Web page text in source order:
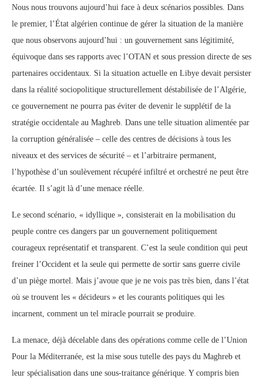
Nous nous trouvons aujourd’hui face à deux scénarios possibles. Dans
le premier, l’État algérien continue de gérer la situation de la manière
que nous observons aujourd’hui : un gouvernement sans légitimité,
équivoque dans ses rapports avec l’OTAN et sous pression directe de ses
partenaires occidentaux. Si la situation actuelle en Libye devait persister
dans la réalité sociopolitique structurellement déstabilisée de l’Algérie,
ce gouvernement ne pourra pas éviter de devenir le supplétif de la
stratégie occidentale au Maghreb. Dans une telle situation alimentée par
la corruption généralisée – celle des centres de décisions à tous les
niveaux et des services de sécurité – et l’arbitraire permanent,
l’hypothèse d’un soulèvement récupéré infiltré et orchestré ne peut être
écartée. Il s’agit là d’une menace réelle.
Le second scénario, « idyllique », consisterait en la mobilisation du
peuple contre ces dangers par un gouvernement politiquement
courageux représentatif et transparent. C’est la seule condition qui peut
freiner l’Occident et la seule qui permette de sortir sans guerre civile
d’un piège mortel. Mais j’avoue que je ne vois pas très bien, dans l’état
où se trouvent les « décideurs » et les courants politiques qui les
incarnent, comment un tel miracle pourrait se produire.
La menace, déjà décelable dans des opérations comme celle de l’Union
Pour la Méditerranée, est la mise sous tutelle des pays du Maghreb et
leur spécialisation dans une sous-traitance générique. Y compris bien